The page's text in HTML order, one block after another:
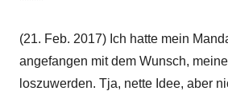
(21. Feb. 2017) Ich hatte mein
angefangen mit dem Wunsch,
loszuwerden. Tja, nette Idee, aber